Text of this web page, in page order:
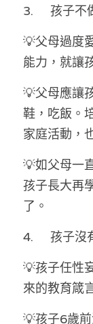
3.	孩子
💡父母過度
能力，就讓
💡父母應讓
鞋，吃飯。
家庭活動，
💡如父母一
孩子長大再
了。
4.	孩子
💡孩子任性
來的教育箴
💡孩子6歲